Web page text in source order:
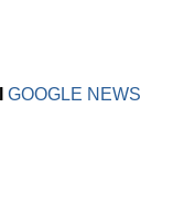
GOOGLE NEWS